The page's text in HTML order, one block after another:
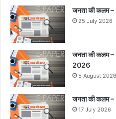
जनता की कलम
25 July 2026
जनता की कलम
2026
5 August 2026
जनता की कलम
17 July 2026